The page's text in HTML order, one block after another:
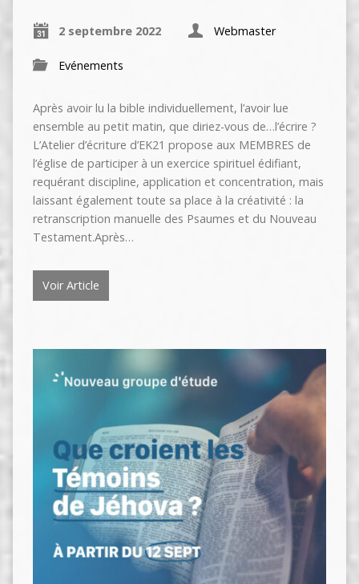
2 septembre 2022 Webmaster
Evénements
Après avoir lu la bible individuellement, l’avoir lue
ensemble au petit matin, que diriez-vous de…l’écrire ?
L’Atelier d’écriture d’EK21 propose aux MEMBRES de
l’église de participer à un exercice spirituel édifiant,
requérant discipline, application et concentration, mais
laissant également toute sa place à la créativité : la
retranscription manuelle des Psaumes et du Nouveau
Testament.Après…
Voir Article